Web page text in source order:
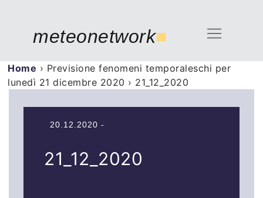
meteonetwork■
Home › Previsione fenomeni temporaleschi per
lunedì 21 dicembre 2020 › 21_12_2020
20.12.2020 -
21_12_2020